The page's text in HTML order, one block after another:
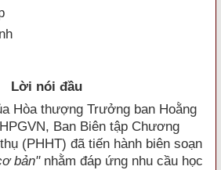
Lời nói đầu
Hòa thượng Trưởng ban Hoằng
Ban Biên tập Chương
(PHHT) đã tiến hành biên soạn
bản" nhằm đáp ứng nhu cầu học